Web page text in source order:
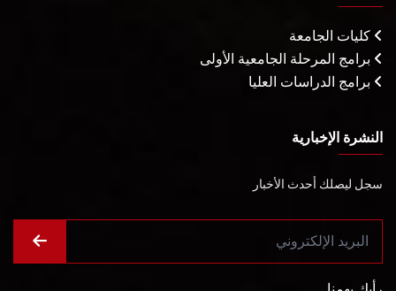
كليات الجامعة
برامج المرحلة الجامعية الأولى
برامج الدراسات العليا
النشرة الإخبارية
سجل ليصلك أحدث الأخبار